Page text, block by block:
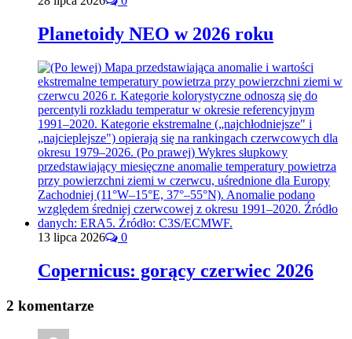
Planetoidy NEO w 2026 roku
13 lipca 2026 0
Copernicus: gorący czerwiec 2026
2 komentarze